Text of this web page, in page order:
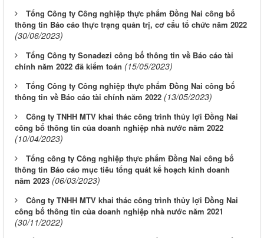
Tổng Công ty Công nghiệp thực phẩm Đồng Nai công bố
thông tin Báo cáo thực trạng quản trị, cơ cấu tổ chức năm 2022
(30/06/2023)
Tổng Công ty Sonadezi công bố thông tin về Báo cáo tài
chính năm 2022 đã kiểm toán (15/05/2023)
Tổng Công ty Công nghiệp thực phẩm Đồng Nai công bố
thông tin về Báo cáo tài chính năm 2022 (13/05/2023)
Công ty TNHH MTV khai thác công trình thủy lợi Đồng Nai
công bố thông tin của doanh nghiệp nhà nước năm 2022
(10/04/2023)
Tổng công ty Công nghiệp thực phẩm Đồng Nai công bố
thông tin Báo cáo mục tiêu tổng quát kế hoạch kinh doanh
năm 2023 (06/03/2023)
Công ty TNHH MTV khai thác công trình thủy lợi Đồng Nai
công bố thông tin của doanh nghiệp nhà nước năm 2021
(30/11/2022)